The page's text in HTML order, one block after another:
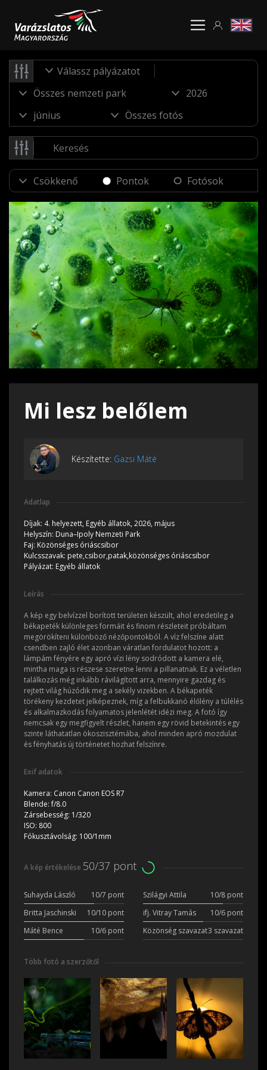
Válassz pályázatot
Pontok Fotósok
Mi lesz belőlem
Készítette: Gazsi Máté
Adatlap
Díjak: 4. helyezett, Egyéb állatok, 2026, május
Helyszín: Duna–Ipoly Nemzeti Park
Faj: Közönséges óriáscsibor
Kulcsszavak: pete,csibor,patak,közönséges óriáscsibor
Pályázat: Egyéb állatok
Leírás
A kép egy belvízzel borított területen készült, ahol eredetileg a
békapeték különleges formáit és finom részleteit próbáltam
megörökíteni különböző nézőpontokból. A víz felszíne alatt
csendben zajló élet azonban váratlan fordulatot hozott: a
lámpám fényére egy apró vízi lény sodródott a kamera elé,
mintha maga is részese szeretne lenni a pillanatnak. Ez a véletlen
találkozás még inkább rávilágított arra, mennyire gazdag és
rejtett világ húzódik meg a sekély vizekben. A békapeték
törékeny kezdetet jelképeznek, míg a felbukkanó élőlény a túlélés
és alkalmazkodás folyamatos jelenlétét idézi meg. A fotó így
nemcsak egy megfigyelt részlet, hanem egy rövid betekintés egy
szinte láthatatlan ökoszisztémába, ahol minden apró mozdulat
és fényhatás új történetet hozhat felszínre.
Exif adatok
Kamera: Canon Canon EOS R7
Blende:f/8.0
Zársebesség: 1/320
ISO: 800
Fókusztávolság: 100/1mm
A kép értékelése 50/37 pont
Suhayda László 10/7 pont Szilágyi Attila
10/8 pont
Britta Jaschinski
10/10 pont ifj. Vitray Tamás
10/6 pont
Máté Bence
10/6 pont Közönség szavazat3 szavazat
Több fotó a szerzőtől